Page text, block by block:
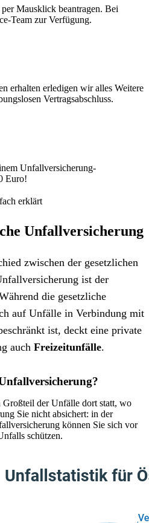
Mausklick beantragen. Bei
Team zur Verfügung.
erhalten erledigen wir alles Weitere
Vertragsabschluss.
Unfallversicherung-
Euro!
erklärt
Unfall­versicherung
zwischen der gesetzlichen
ist der
die gesetzliche
auf Unfälle in Verbindung mit
ist, deckt eine private
auch Freizeitunfälle.
der Unfälle dort statt, wo
Sie nicht absichert: in der
können Sie sich vor
schützen.